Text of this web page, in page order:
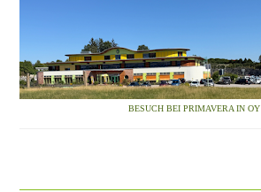
BESUCH BEI PRIMAVERA IN OY